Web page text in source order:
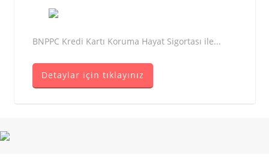
BNPPC Kredi Kartı Koruma Hayat Sigortası ile...
Detaylar için tıklayınız